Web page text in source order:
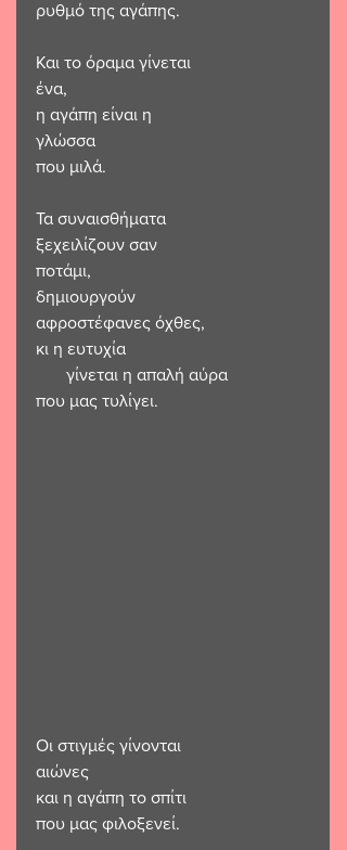
ρυθμό της αγάπης.
Και το όραμα γίνεται
ένα,
η αγάπη είναι η
γλώσσα
που μιλά.
Τα συναισθήματα
ξεχειλίζουν σαν
ποτάμι,
δημιουργούν
αφροστέφανες όχθες,
κι η ευτυχία
       γίνεται η απαλή αύρα
που μας τυλίγει.
Οι στιγμές γίνονται
αιώνες
και η αγάπη το σπίτι
που μας φιλοξενεί.